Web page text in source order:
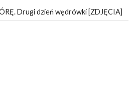
Drugi dzień wędrówki [ZDJĘCIA]